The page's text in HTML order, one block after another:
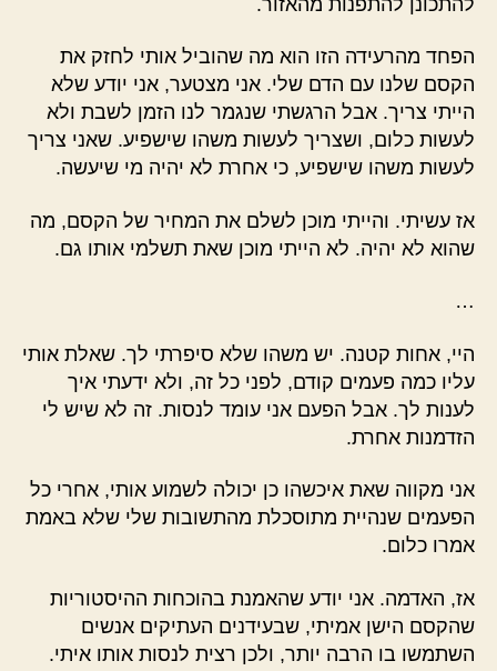
הפחד מהרעידה הזו הוא מה שהוביל אותי לחזק את
הקסם שלנו עם הדם שלי. אני מצטער, אני יודע שלא
הייתי צריך. אבל הרגשתי שנגמר לנו הזמן לשבת ולא
לעשות כלום, ושצריך לעשות משהו שישפיע. שאני צריך
לעשות משהו שישפיע, כי אחרת לא יהיה מי שיעשה.
אז עשיתי. והייתי מוכן לשלם את המחיר של הקסם, מה
שהוא לא יהיה. לא הייתי מוכן שאת תשלמי אותו גם.
…
היי, אחות קטנה. יש משהו שלא סיפרתי לך. שאלת אותי
עליו כמה פעמים קודם, לפני כל זה, ולא ידעתי איך
לענות לך. אבל הפעם אני עומד לנסות. זה לא שיש לי
הזדמנות אחרת.
אני מקווה שאת איכשהו כן יכולה לשמוע אותי, אחרי כל
הפעמים שנהיית מתוסכלת מהתשובות שלי שלא באמת
אמרו כלום.
אז, האדמה. אני יודע שהאמנת בהוכחות ההיסטוריות
שהקסם הישן אמיתי, שבעידנים העתיקים אנשים
השתמשו בו הרבה יותר, ולכן רצית לנסות אותו איתי.